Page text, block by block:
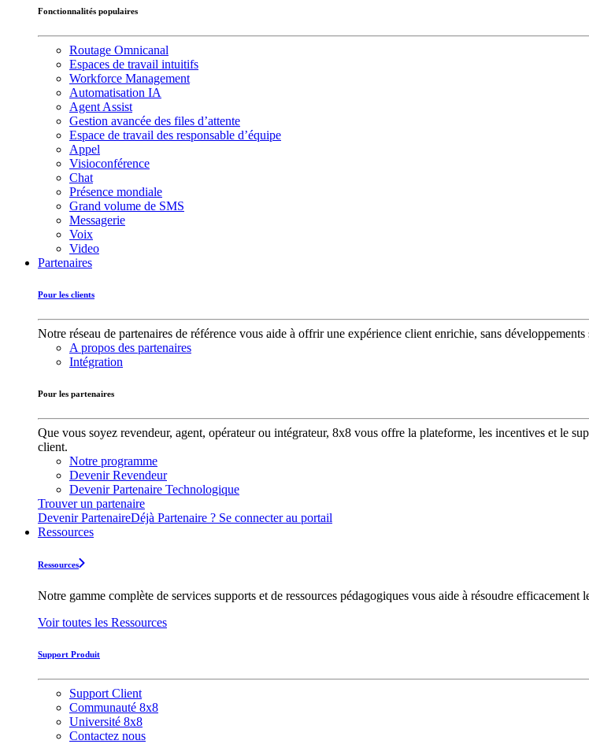
Fonctionnalités populaires
Routage Omnicanal
Espaces de travail intuitifs
Workforce Management
Automatisation IA
Agent Assist
Gestion avancée des files d’attente
Espace de travail des responsable d’équipe
Appel
Visioconférence
Chat
Présence mondiale
Grand volume de SMS
Messagerie
Voix
Video
Partenaires
Pour les clients
Notre réseau de partenaires de référence vous aide à offrir une expérience client enrichie, sans développements
A propos des partenaires
Intégration
Pour les partenaires
Que vous soyez revendeur, agent, opérateur ou intégrateur, 8x8 vous offre la plateforme, les incentives et le
client.
Notre programme
Devenir Revendeur
Devenir Partenaire Technologique
Trouver un partenaire
Devenir PartenaireDéjà Partenaire ? Se connecter au portail
Ressources
Ressources
Notre gamme complète de services supports et de ressources pédagogiques vous aide à résoudre
Voir toutes les Ressources
Support Produit
Support Client
Communauté 8x8
Université 8x8
Contactez nous